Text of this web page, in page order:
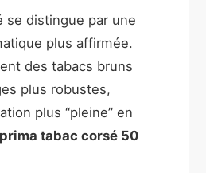
se distingue par une
plus affirmée.
des tabacs bruns
plus robustes,
plus “pleine” en
prima tabac corsé 50